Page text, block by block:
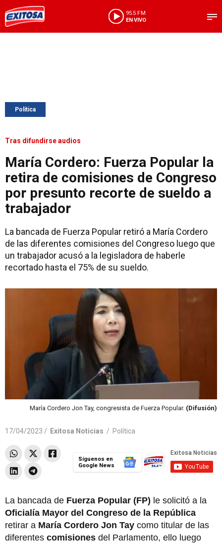
95.5 FM
EN VIVO
Política
Tras difundirse audios
María Cordero: Fuerza Popular la
retira de comisiones de Congreso
por presunto recorte de sueldo a
trabajador
La bancada de Fuerza Popular retiró a María Cordero
de las diferentes comisiones del Congreso luego que
un trabajador acusó a la legisladora de haberle
recortado hasta el 75% de su sueldo.
María Cordero Jon Tay, congresista de Fuerza Popular. (Difusión)
17/04/2023 / Exitosa Noticias / Política
Síguenos en
Google News
La bancada de Fuerza Popular (FP) le solicitó a la
Oficialía Mayor del Congreso de la República
retirar a María Cordero Jon Tay como titular de las
diferentes comisiones del Parlamento, ello luego